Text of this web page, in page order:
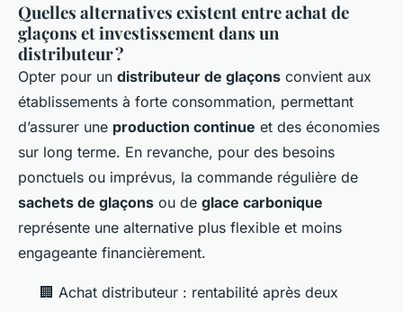
Quelles alternatives existent entre achat de
glaçons et investissement dans un
distributeur ?
Opter pour un distributeur de glaçons convient aux
établissements à forte consommation, permettant
d’assurer une production continue et des économies
sur long terme. En revanche, pour des besoins
ponctuels ou imprévus, la commande régulière de
sachets de glaçons ou de glace carbonique
représente une alternative plus flexible et moins
engageante financièrement.
🏢 Achat distributeur : rentabilité après deux